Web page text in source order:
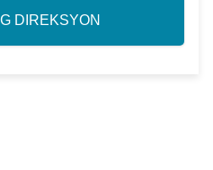
DIREKSYON